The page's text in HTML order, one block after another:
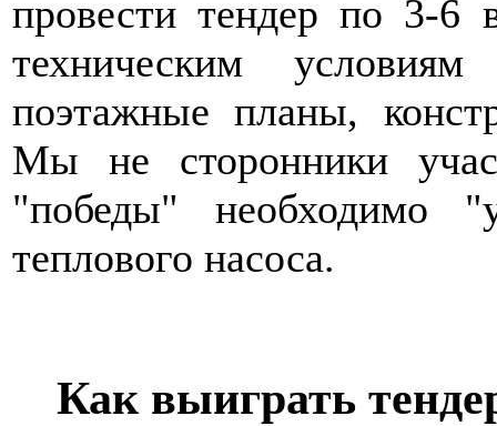
провести тендер по 3-
техническим
поэтажные планы,
Мы не сторонники
"победы" необходимо
теплового насоса.
Как выиграть